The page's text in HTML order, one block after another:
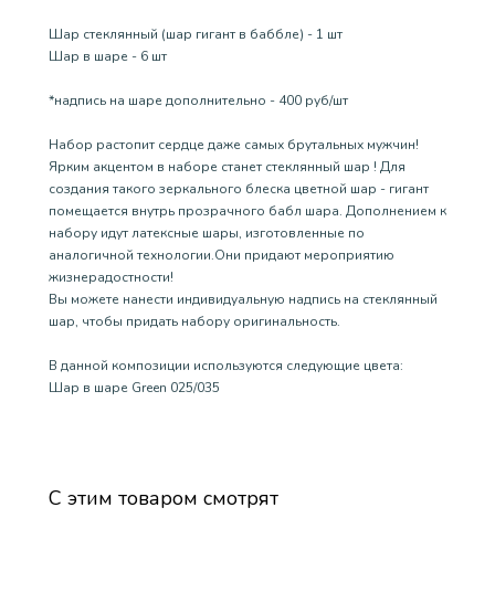
Шар стеклянный (шар гигант в баббле) - 1 шт
Шар в шаре - 6 шт
*надпись на шаре дополнительно - 400 руб/шт
Набор растопит сердце даже самых брутальных мужчин!
Ярким акцентом в наборе станет стеклянный шар ! Для
создания такого зеркального блеска цветной шар - гигант
помещается внутрь прозрачного бабл шара. Дополнением к
набору идут латексные шары, изготовленные по
аналогичной технологии.Они придают мероприятию
жизнерадостности!
Вы можете нанести индивидуальную надпись на стеклянный
шар, чтобы придать набору оригинальность.
В данной композиции используются следующие цвета:
Шар в шаре Green 025/035
С этим товаром смотрят